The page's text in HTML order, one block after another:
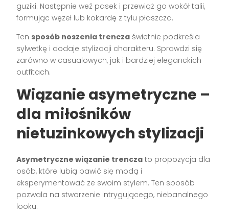
guziki. Następnie weź pasek i przewiąż go wokół talii,
formując węzeł lub kokardę z tyłu płaszcza.
Ten sposób noszenia trencza świetnie podkreśla
sylwetkę i dodaje stylizacji charakteru. Sprawdzi się
zarówno w casualowych, jak i bardziej eleganckich
outfitach.
Wiązanie asymetryczne –
dla miłośników
nietuzinkowych stylizacji
Asymetryczne wiązanie trencza to propozycja dla
osób, które lubią bawić się modą i
eksperymentować ze swoim stylem. Ten sposób
pozwala na stworzenie intrygującego, niebanalnego
looku.